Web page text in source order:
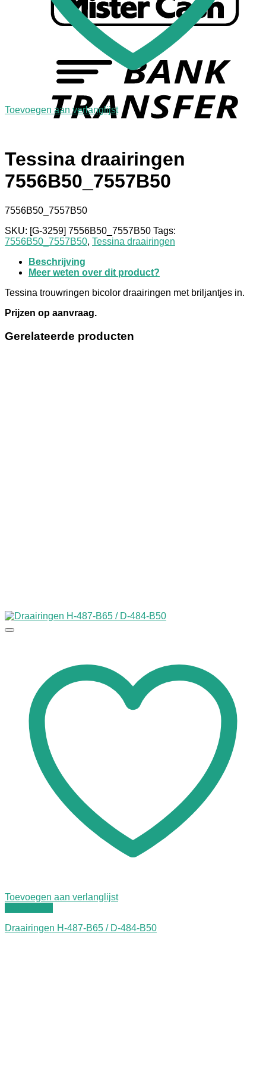
Toevoegen aan verlanglijst
Tessina draairingen
7556B50_7557B50
7556B50_7557B50
SKU: [G-3259] 7556B50_7557B50 Tags:
7556B50_7557B50, Tessina draairingen
Beschrijving
Meer weten over dit product?
Tessina trouwringen bicolor draairingen met briljantjes in.
Prijzen op aanvraag.
Gerelateerde producten
Toevoegen aan verlanglijst
Draairingen H-487-B65 / D-484-B50